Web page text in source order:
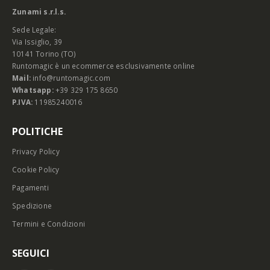
Zunami s.r.l.s.
Sede Legale:
Via Issiglio, 39
10141 Torino (TO)
Runtomagic è un ecommerce esclusivamente online
Mail: info@runtomagic.com
Whatsapp: +39 329 175 8650
P.IVA: 11985240016
POLITICHE
Privacy Policy
Cookie Policy
Pagamenti
Spedizione
Termini e Condizioni
SEGUICI